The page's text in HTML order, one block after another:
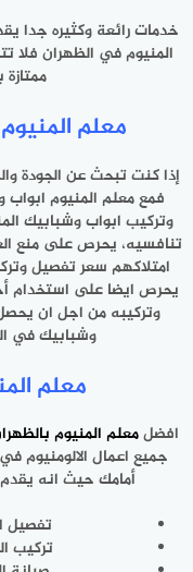
خدمات رائعة وكثيره جدا
المنيوم في الظهران فلا
معلم
إذا كنت تبحث عن الجودة
فمع معلم المنيوم
وتركيب ابواب وشبابيك
تنافسيه، يحرص على منع
امتلاكهم سعر تفصيل
يحرص ‏ايضا على استخدام
وتركيبه من اجل ان
وشبابيك في
معلم
افضلمعلم المنيوم
جميع اعمال الالومنيوم
أمامك حيث انه يقدم
تفصيل
تركيب